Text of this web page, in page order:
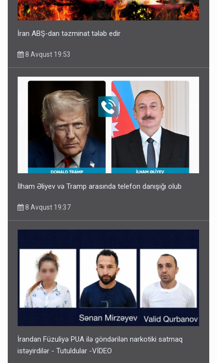
İran ABŞ-dan təzminat tələb edir
8 Avqust 19:53
İlham Əliyev və Tramp arasında telefon danışığı olub
8 Avqust 19:37
İrandan Füzuliyə PUA ilə göndərilən narkotiki satmaq
istəyirdilər - Tutuldular -VİDEO